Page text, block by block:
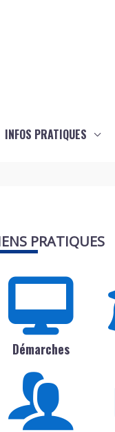
INFOS PRATIQUES
PRATIQUES
Démarches